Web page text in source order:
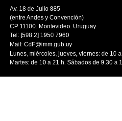
Av. 18 de Julio 885
(entre Andes y Convención)
CP 11100. Montevideo. Uruguay
Tel: [598 2] 1950 7960
Mail: CdF@imm.gub.uy
Lunes, miércoles, jueves, viernes: de 10
Martes: de 10 a 21 h. Sábados de 9.30 a